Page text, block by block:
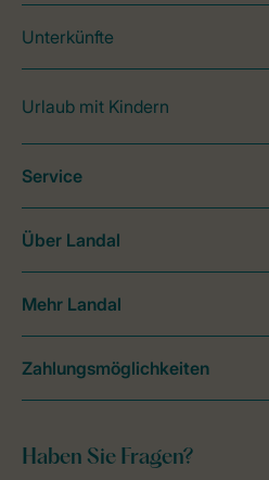
Unterkünfte
Urlaub mit Kindern
Haben Sie Fragen?
Service
Über Landal
Mehr Landal
Zahlungsmöglichkeiten